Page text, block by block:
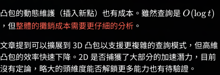
凸包的動態維護（插入新點）也有成本。雖然查詢是 \relax
O(logt)
，但整體的攤銷成本需要更仔細的分析 。
文章提到可以擴展到 3D 凸包以支援更複雜的查詢模式，但高維
凸包的效率快速下降。2D 是否捕獲了大部分的加速潛力，目前
沒有定論，略大的頭維度能否解鎖更多能力也有待驗證。